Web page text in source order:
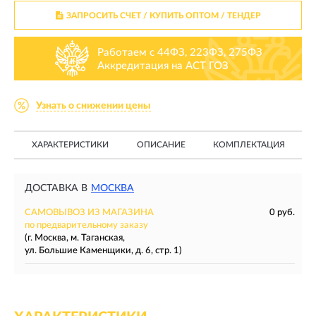
ЗАПРОСИТЬ СЧЕТ / КУПИТЬ ОПТОМ/ ТЕНДЕР
Работаем с 44ФЗ, 223ФЗ, 275ФЗ
Аккредитация на АСТ ГОЗ
Узнать о снижении цены
ХАРАКТЕРИСТИКИ ОПИСАНИЕ КОМПЛЕКТАЦИЯ
ДОСТАВКА В МОСКВА
САМОВЫВОЗ ИЗ МАГАЗИНА
0 руб.
по предварительному заказу
(г. Москва, м. Таганская,
ул. Большие Каменщики, д. 6, стр. 1)